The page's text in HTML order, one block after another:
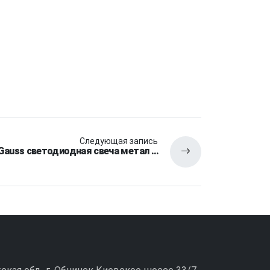
Следующая запись
светодиодная свеча метал …